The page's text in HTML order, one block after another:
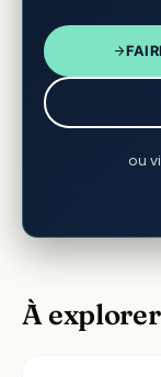
ou
À